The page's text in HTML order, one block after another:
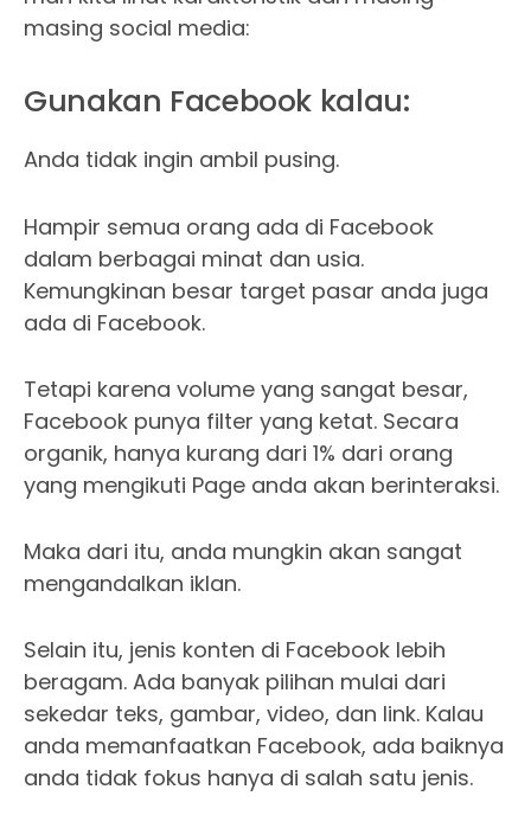
masing social media:
Gunakan Facebook kalau:
Anda tidak ingin ambil pusing.
Hampir semua orang ada di Facebook
dalam berbagai minat dan usia.
Kemungkinan besar target pasar anda juga
ada di Facebook.
Tetapi karena volume yang sangat besar,
Facebook punya filter yang ketat. Secara
organik, hanya kurang dari 1% dari orang
yang mengikuti Page anda akan berinteraksi.
Maka dari itu, anda mungkin akan sangat
mengandalkan iklan.
Selain itu, jenis konten di Facebook lebih
beragam. Ada banyak pilihan mulai dari
sekedar teks, gambar, video, dan link. Kalau
anda memanfaatkan Facebook, ada baiknya
anda tidak fokus hanya di salah satu jenis.